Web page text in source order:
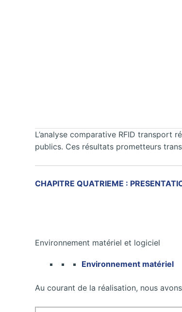
L’analyse comparative RFID transport
publics. Ces résultats prometteurs
CHAPITRE QUATRIEME :
Environnement matériel et logiciel
Environnement matériel
Au courant de la réalisation, nous